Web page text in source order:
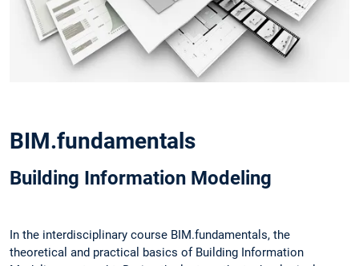
BIM.fundamentals
Building Information Modeling
In the interdisciplinary course BIM.fundamentals, the
theoretical and practical basics of Building Information